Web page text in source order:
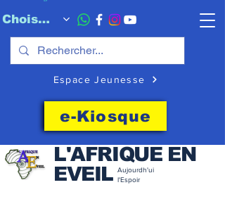
Choisissez quand l'envoyer
Espace Jeunesse
e-Kiosque
L'AFRIQUE EN
EVEIL Aujourdh'ui
l'Espoir